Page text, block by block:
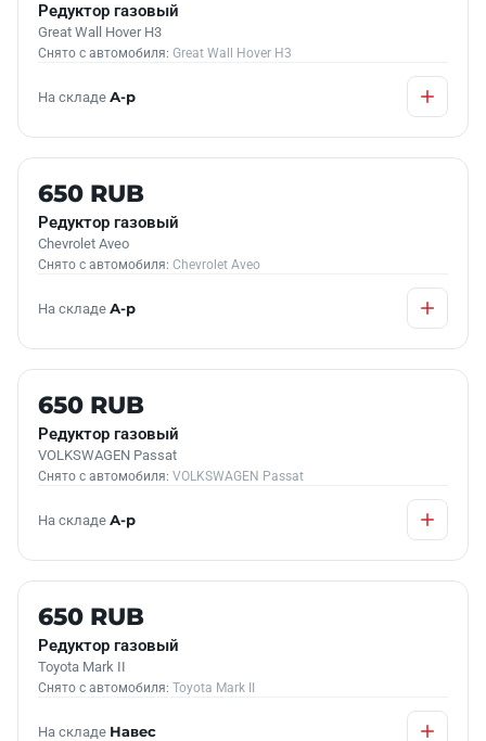
Редуктор газовый
Great Wall Hover H3
Снято с автомобиля: Great Wall Hover H3
На складе А-р
Б/У В НАЛИЧИИ
650 RUB
Редуктор газовый
Chevrolet Aveo
Снято с автомобиля: Chevrolet Aveo
На складе А-р
Б/У В НАЛИЧИИ
650 RUB
Редуктор газовый
VOLKSWAGEN Passat
Снято с автомобиля: VOLKSWAGEN Passat
На складе А-р
Б/У В НАЛИЧИИ
650 RUB
Редуктор газовый
Toyota Mark II
Снято с автомобиля: Toyota Mark II
На складе Навес